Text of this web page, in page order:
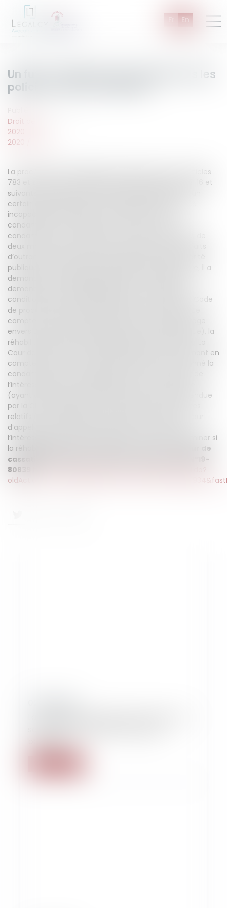
En
Un futur magistrat qui n’aimait pas les
policiers : est-ce possible ?
Droit pénal
2020
2020
La procédure de réhabilitation pénale, prévue aux articles
783 et suivants du Code de procédure pénale et 133-16 et
suivants du Code pénal permet, après l’expiration d’un
certain délai d’épreuve, un effacement de toutes les
incapacités et déchéances qui résultent d’une
condamnation. En l’espèce, un homme avait été
condamné par un tribunal correctionnel à une peine de
deux mois d’emprisonnement avec sursis pour des faits
d’outrage envers une personne dépositaire de l’autorité
publique. Ayant pour projet d’intégrer la magistrature, il a
demandé sa réhabilitation judiciaire. Pour rejeter sa
demande, la Cour d’appel, après avoir relevé que la
condition relative au délai d’épreuve (article 786 du Code
de procédure pénale) était satisfaite, a considéré que
compte tenu de la seule nature de l’infraction (outrage
envers une personne dépositaire de l’autorité publique), la
réhabilitation sollicitée n’apparaissait pas opportune. La
Cour de cassation a cassé l’arrêt d’appel : en ne prenant en
compte que la seule nature des faits ayant occasionné la
condamnation, et sans apprécier le comportement de
l’intéressé pendant le délai d’épreuve, la Cour d’appel
(ayant confirmé la décision de première instance rendue
par la Chambre de l’instruction) a méconnu les textes
relatifs à la réhabilitation. Il appartiendra ainsi à la Cour
d’appel de renvoi d’apprécier la bonne conduite de
l’intéressé pendant le délai d’épreuve, afin de déterminer si
la réhabilitation peut ou non lui être accordée.
Cour de
cassation, Chambre criminelle, 7 janvier 2020, N°19-
80839